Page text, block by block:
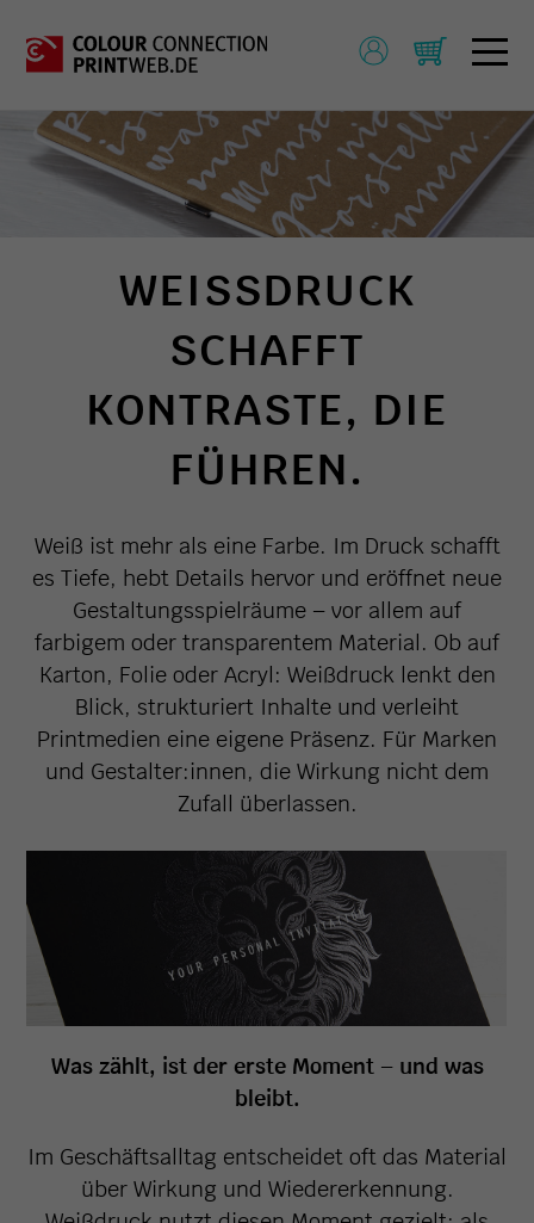
WEISSDRUCK S
CHAFFT K
ONTRASTE, DIE F
ÜHREN.
Weiß ist mehr als eine Farbe. Im Druck schafft
es Tiefe, hebt Details hervor und eröffnet neue
Gestaltungsspielräume – vor allem auf
farbigem oder transparentem Material. Ob auf
Karton, Folie oder Acryl: Weißdruck lenkt den
Blick, strukturiert Inhalte und verleiht
Printmedien eine eigene Präsenz. Für Marken
und Gestalter:innen, die Wirkung nicht dem
Zufall überlassen.
Was zählt, ist der erste Moment – und was
bleibt.
Im Geschäftsalltag entscheidet oft das Material
über Wirkung und Wiedererkennung.